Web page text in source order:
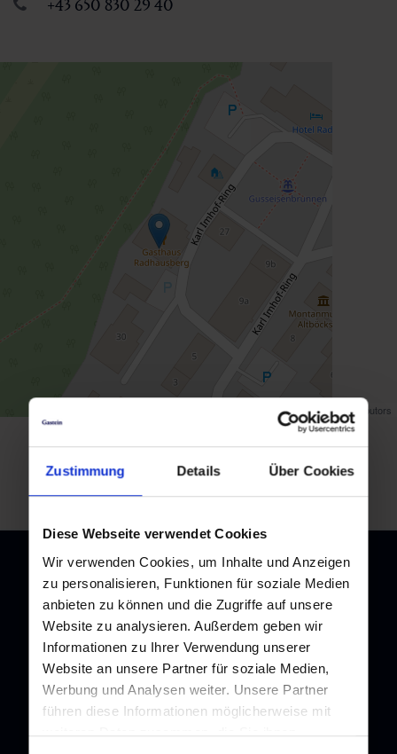
Zustimmung Details Über Cookies
Diese Webseite verwendet Cookies
Wir verwenden Cookies, um Inhalte und Anzeigen
zu personalisieren, Funktionen für soziale Medien
anbieten zu können und die Zugriffe auf unsere
Website zu analysieren. Außerdem geben wir
Informationen zu Ihrer Verwendung unserer
Website an unsere Partner für soziale Medien,
Werbung und Analysen weiter. Unsere Partner
führen diese Informationen möglicherweise mit
weiteren Daten zusammen, die Sie ihnen
OpenStreetMap contributors
+43 650 830 29 40
Newsletter
Subscribe to our newsletter and stay up to date!